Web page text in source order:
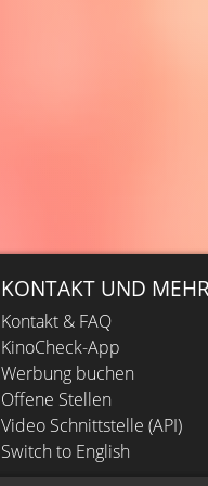
KONTAKT UND
Kontakt & FAQ
KinoCheck-App
Werbung buchen
Offene Stellen
Video Schnittstelle (API)
Switch to English